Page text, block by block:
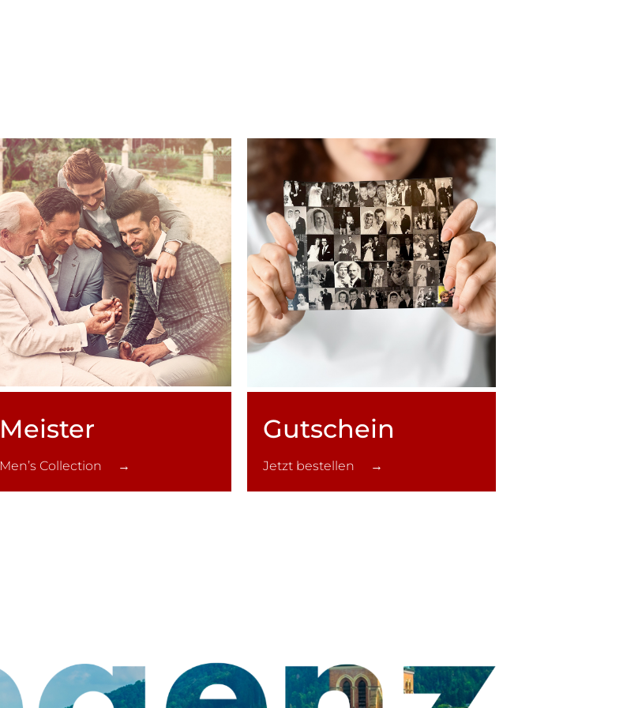
Meister
Men’s Collection →
Gutschein
Jetzt bestellen →